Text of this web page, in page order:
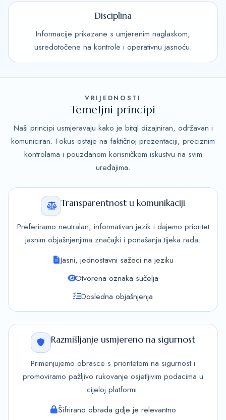
Disciplina
Informacije prikazane s umjerenim naglaskom,
usredotočene na kontrole i operativnu jasnoću.
VRIJEDNOSTI
Temeljni principi
Naši principi usmjeravaju kako je bitql dizajniran, održavan i
komuniciran. Fokus ostaje na faktičnoj prezentaciji, preciznim
kontrolama i pouzdanom korisničkom iskustvu na svim
uređajima.
Transparentnost u komunikaciji
Preferiramo neutralan, informativan jezik i dajemo prioritet
jasnim objašnjenjima značajki i ponašanja tijeka rada.
Jasni, jednostavni sažeci na jeziku
Otvorena oznaka sučelja
Dosledna objašnjenja
Razmišljanje usmjereno na sigurnost
Primenjujemo obrasce s prioritetom na sigurnost i
promoviramo pažljivo rukovanje osjetljivim podacima u
cijeloj platformi.
Šifrirano obrada gdje je relevantno